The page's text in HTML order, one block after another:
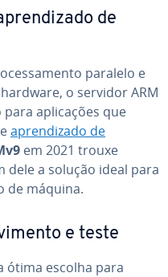
de
paralelo e
o servidor ARM
apli­ca­ções que
eapren­di­zado de
em 2021 trouxe
dele a solução ideal para
de máquina.
e teste
ótima escolha para